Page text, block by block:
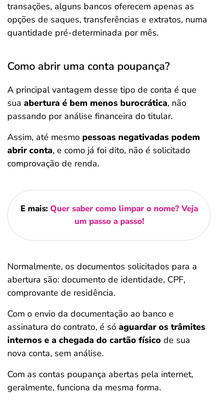
transações, alguns bancos oferecem apenas as
opções de saques, transferências e extratos, numa
quantidade pré-determinada por mês.
Como abrir uma conta poupança?
A principal vantagem desse tipo de conta é que
sua abertura é bem menos burocrática, não
passando por análise financeira do titular.
Assim, até mesmo pessoas negativadas podem
abrir conta, e como já foi dito, não é solicitado
comprovação de renda.
E mais: Quer saber como limpar o nome? Veja
um passo a passo!
Normalmente, os documentos solicitados para a
abertura são: documento de identidade, CPF,
comprovante de residência.
Com o envio da documentação ao banco e
assinatura do contrato, é só aguardar os trâmites
internos e a chegada do cartão físico de sua
nova conta, sem análise.
Com as contas poupança abertas pela internet,
geralmente, funciona da mesma forma.